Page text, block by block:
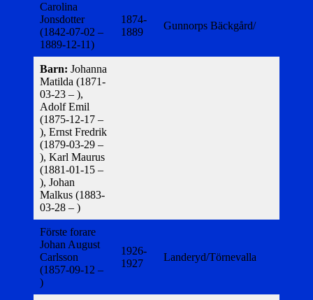
Carolina
Jonsdotter
(1842-07-02 –
1889-12-11)
1874-
1889
Gunnorps Bäckgård/
Barn: Johanna
Matilda (1871-
03-23 – ),
Adolf Emil
(1875-12-17 –
), Ernst Fredrik
(1879-03-29 –
), Karl Maurus
(1881-01-15 –
), Johan
Malkus (1883-
03-28 – )
Förste forare
Johan August
Carlsson
(1857-09-12 –
)
1926-
1927
Landeryd/Törnevalla